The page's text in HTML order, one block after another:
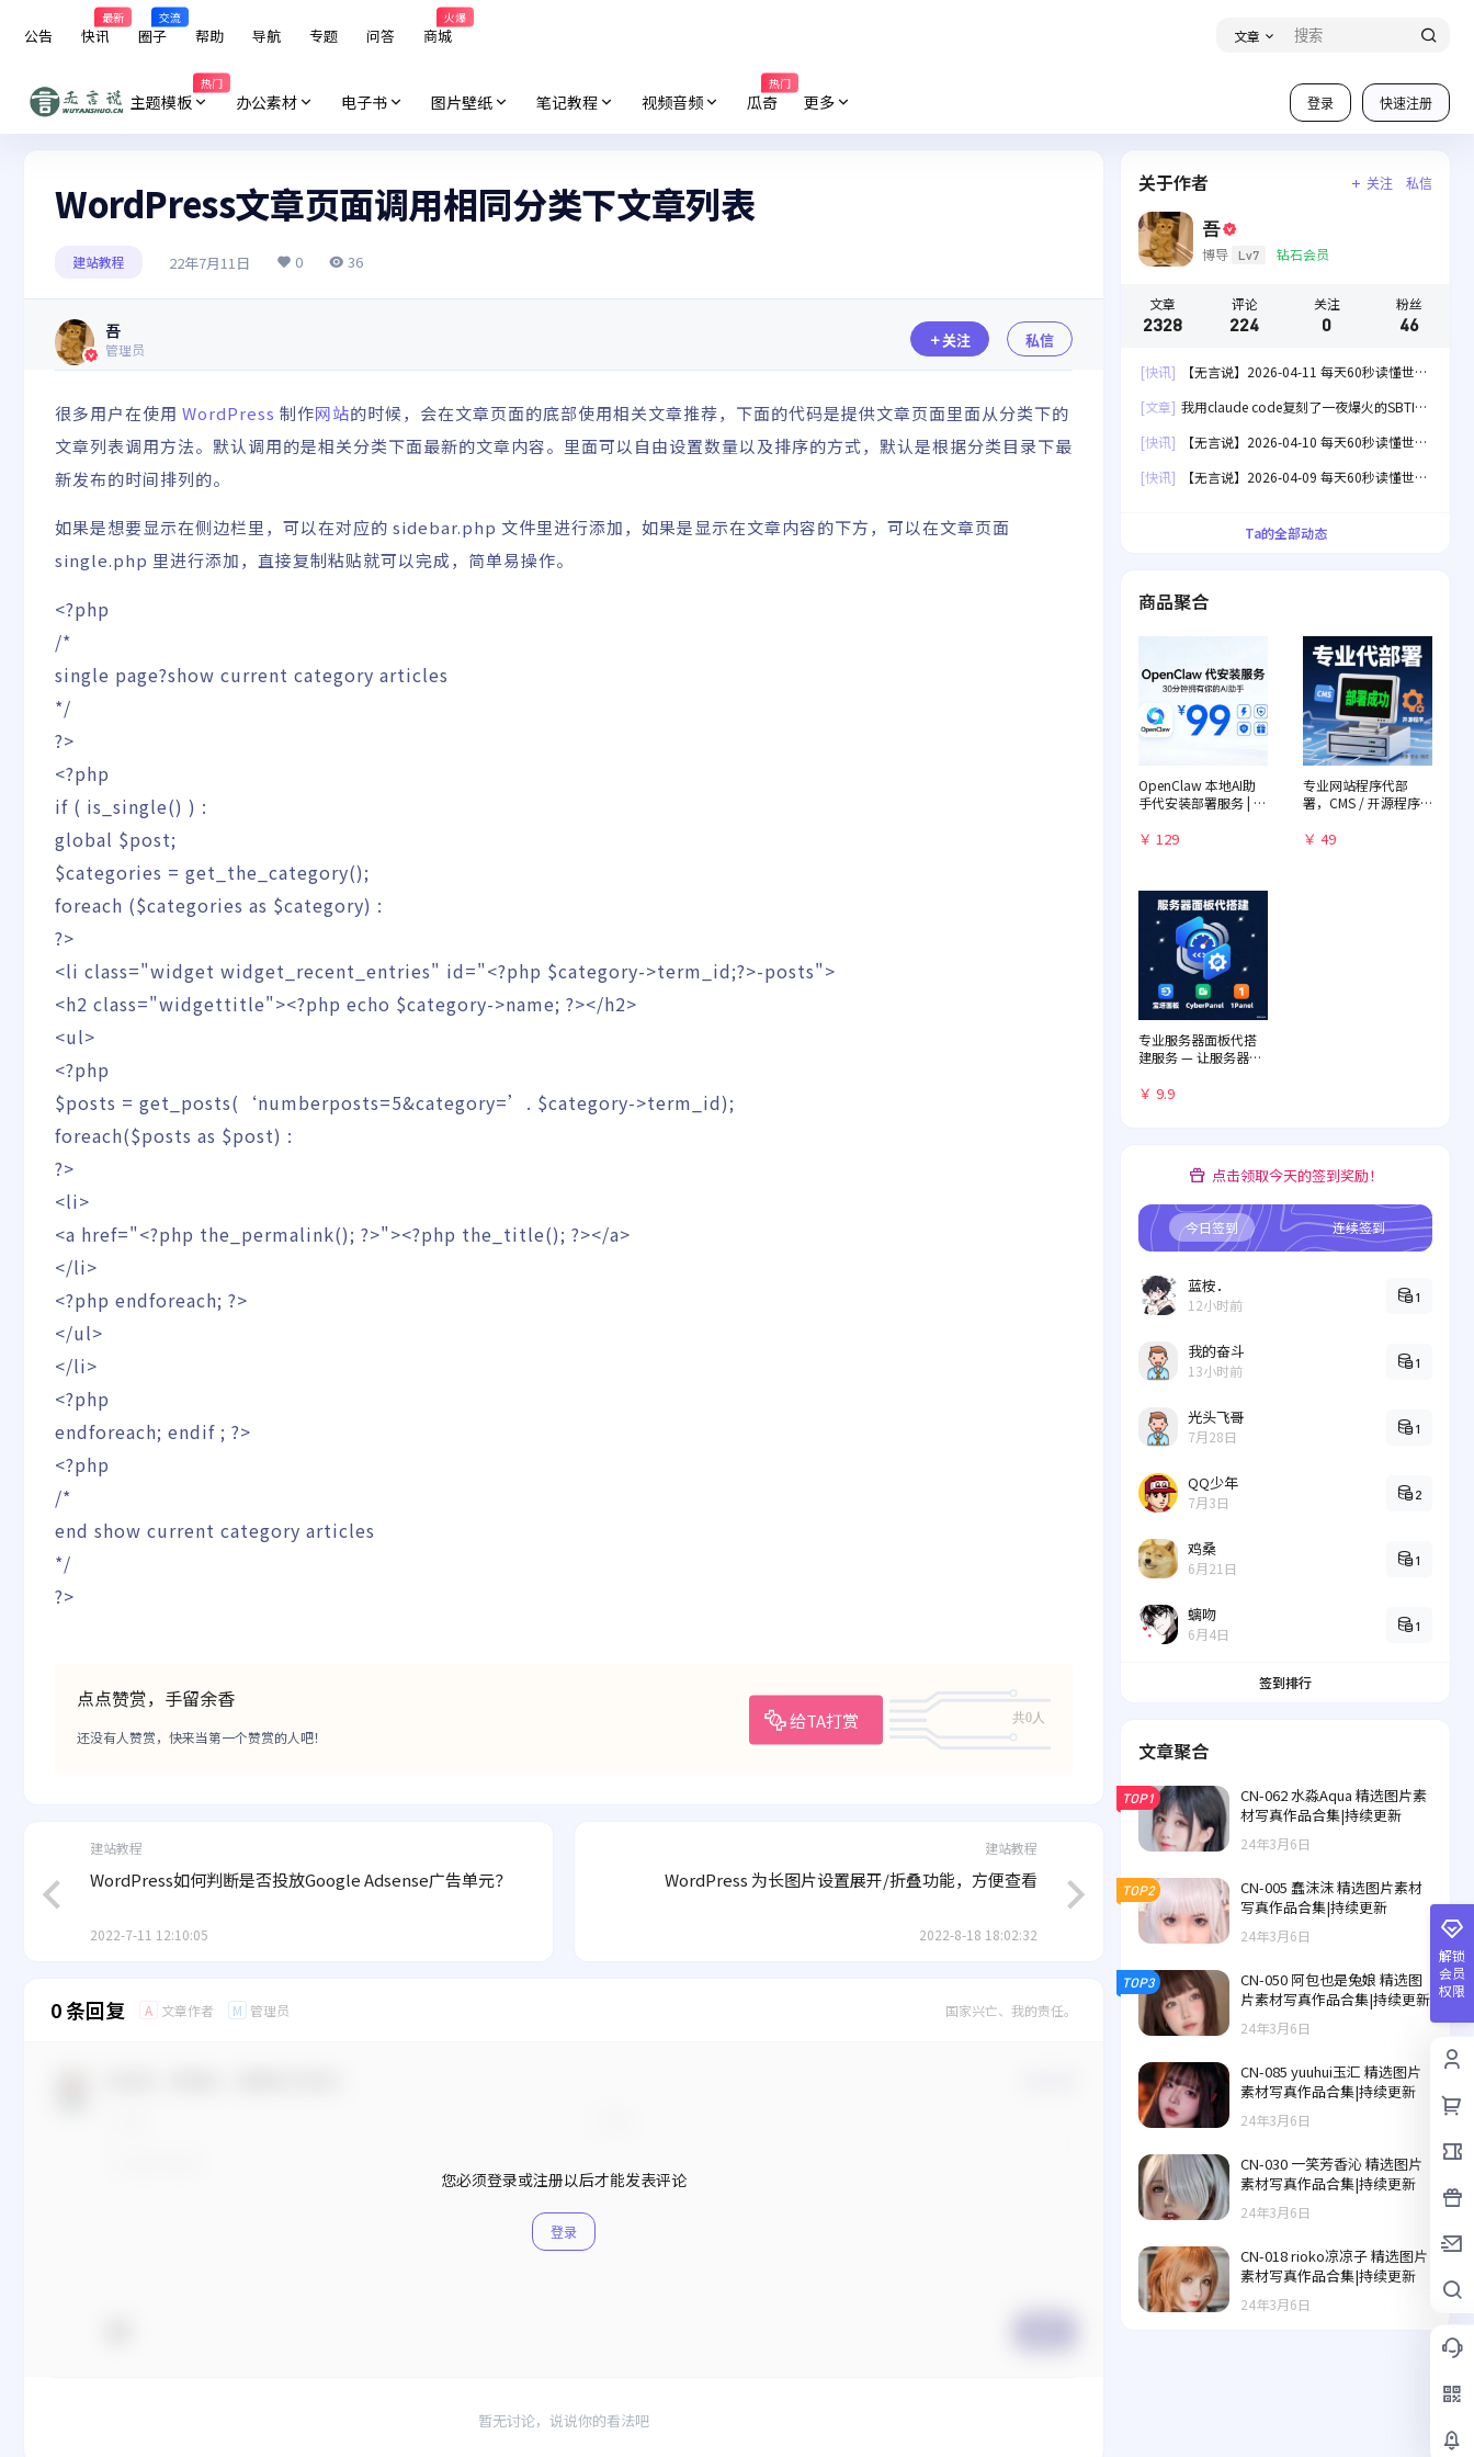
公告 快讯
最新
圈子
交流
帮助 导航 专题 问答 商城
火爆
文章
登录 快速注册
主题模板
热门
办公素材 电子书 图片壁纸 笔记教程 视频音频 瓜奇
热门
更多
WordPress文章页面调用相同分类下文章列表
建站教程 22年7月11日 0 36
吾
管理员 关注 私信
很多用户在使用 WordPress 制作网站的时候，会在文章页面的底部使用相关文章推荐，下面的代码是提供文章页面里面从分类下的
文章列表调用方法。默认调用的是相关分类下面最新的文章内容。里面可以自由设置数量以及排序的方式，默认是根据分类目录下最
新发布的时间排列的。
如果是想要显示在侧边栏里，可以在对应的 sidebar.php 文件里进行添加，如果是显示在文章内容的下方，可以在文章页面
single.php 里进行添加，直接复制粘贴就可以完成，简单易操作。
<?php
/*
single page?show current category articles
*/
?>
<?php
if ( is_single() ) :
global $post;
$categories = get_the_category();
foreach ($categories as $category) :
?>
<li class="widget widget_recent_entries" id="<?php $category->term_id;?>-posts">
<h2 class="widgettitle"><?php echo $category->name; ?></h2>
<ul>
<?php
$posts = get_posts( ‘numberposts=5&category=’ . $category->term_id);
foreach($posts as $post) :
?>
<li>
<a href="<?php the_permalink(); ?>"><?php the_title(); ?></a>
</li>
<?php endforeach; ?>
</ul>
</li>
<?php
endforeach; endif ; ?>
<?php
/*
end show current category articles
*/
?>
点点赞赏，手留余香
给TA打赏 共0人
还没有人赞赏，快来当第一个赞赏的人吧！
建站教程
WordPress如何判断是否投放Google Adsense广告单元？
2022-7-11 12:10:05
建站教程
WordPress 为长图片设置展开/折叠功能，方便查看
2022-8-18 18:02:32
0 条回复 A 文章作者 M 管理员 国家兴亡、我的责任。
您必须登录或注册以后才能发表评论
登录
暂无讨论，说说你的看法吧
关于作者 关注 私信
吾
博导 Lv7 钻石会员
文章
2328
评论
224
关注
0
粉丝
46
[快讯]
【无言说】2026-04-11 每天60秒读懂世
[文章] 我用claude code复刻了一夜爆火的SBTI
[快讯]
【无言说】2026-04-10 每天60秒读懂世
[快讯]
【无言说】2026-04-09 每天60秒读懂世
Ta的全部动态
商品聚合
OpenClaw 本地AI助
手代安装部署服务 | 远
门教程
￥ 129
专业网站程序代部
署，CMS / 开源程序
￥ 49
专业服务器面板代搭
建服务 — 让服务器管
￥ 9.9
点击领取今天的签到奖励！
今日签到 连续签到
蓝桉．
12小时前 1
我的奋斗
13小时前 1
光头飞哥
7月28日 1
QQ少年
7月3日 2
鸡桑
6月21日 1
螭吻
6月4日 1
签到排行
文章聚合
TOP1
CN-062 水淼Aqua 精选图片素
材写真作品合集|持续更新
24年3月6日
TOP2
CN-005 蠢沫沫 精选图片素材
写真作品合集|持续更新
24年3月6日
TOP3
CN-050 阿包也是兔娘 精选图
片素材写真作品合集|持续更新
24年3月6日
CN-085 yuuhui玉汇 精选图片
素材写真作品合集|持续更新
24年3月6日
CN-030 一笑芳香沁 精选图片
素材写真作品合集|持续更新
24年3月6日
CN-018 rioko凉凉子 精选图片
素材写真作品合集|持续更新
24年3月6日
解锁
会员
权限